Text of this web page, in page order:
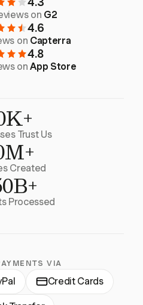
on G2
4.6
on Capterra
4.8
onApp Store
Trust Us
Created
Processed
VIA
Credit Cards